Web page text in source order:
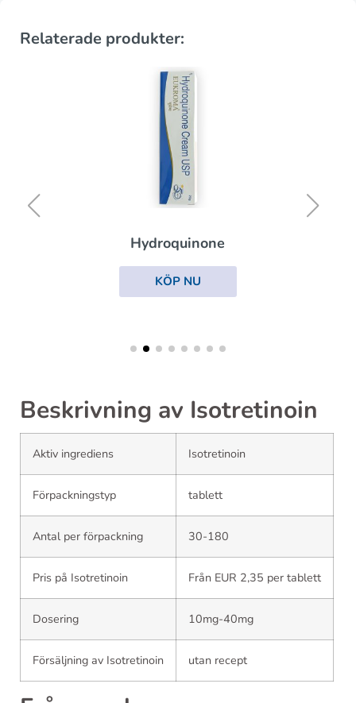
Relaterade produkter:
Hydroquinone
KÖP NU
Beskrivning av Isotretinoin
Aktiv ingrediens Isotretinoin
Förpackningstyp tablett
Antal per förpackning 30-180
Pris på Isotretinoin Från EUR 2,35 per tablett
Dosering 10mg-40mg
Försäljning av Isotretinoin utan recept